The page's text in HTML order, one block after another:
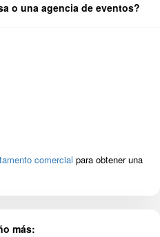
o una agencia de eventos?
comercial para obtener una
más: